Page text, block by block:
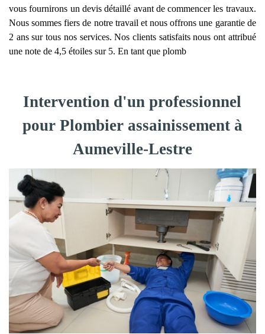
vous fournirons un devis détaillé avant de commencer les travaux.
Nous sommes fiers de notre travail et nous offrons une garantie de
2 ans sur tous nos services. Nos clients satisfaits nous ont attribué
une note de 4,5 étoiles sur 5. En tant que plomb
Intervention d'un professionnel
pour Plombier assainissement à
Aumeville-Lestre